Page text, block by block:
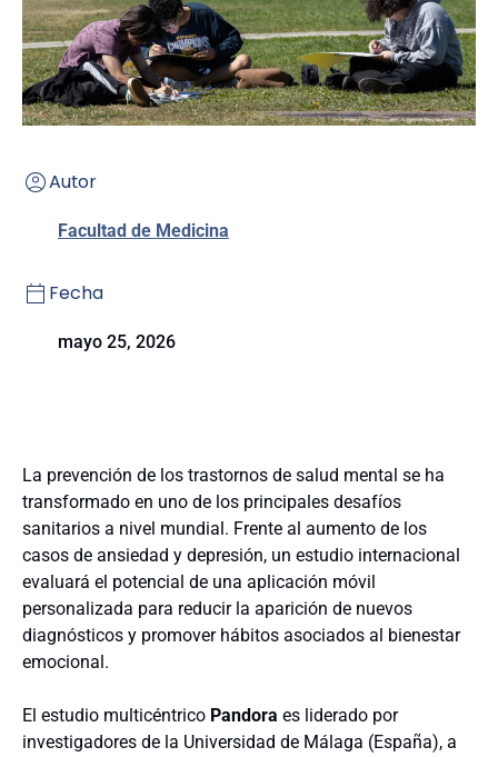
Autor
Facultad de Medicina
Fecha
mayo 25, 2026
La prevención de los trastornos de salud mental se ha
transformado en uno de los principales desafíos
sanitarios a nivel mundial. Frente al aumento de los
casos de ansiedad y depresión, un estudio internacional
evaluará el potencial de una aplicación móvil
personalizada para reducir la aparición de nuevos
diagnósticos y promover hábitos asociados al bienestar
emocional.
El estudio multicéntrico Pandora es liderado por
investigadores de la Universidad de Málaga (España), a